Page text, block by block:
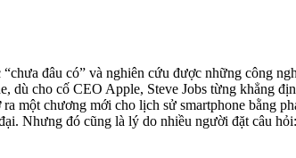
đâu có” và nghiên cứu được những công
dù cho cố CEO Apple, Steve Jobs từng khẳng
một chương mới cho lịch sử smartphone bằng
Nhưng đó cũng là lý do nhiều người đặt câu